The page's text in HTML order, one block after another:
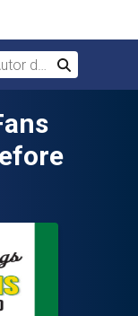
durchsuchen
Suchen